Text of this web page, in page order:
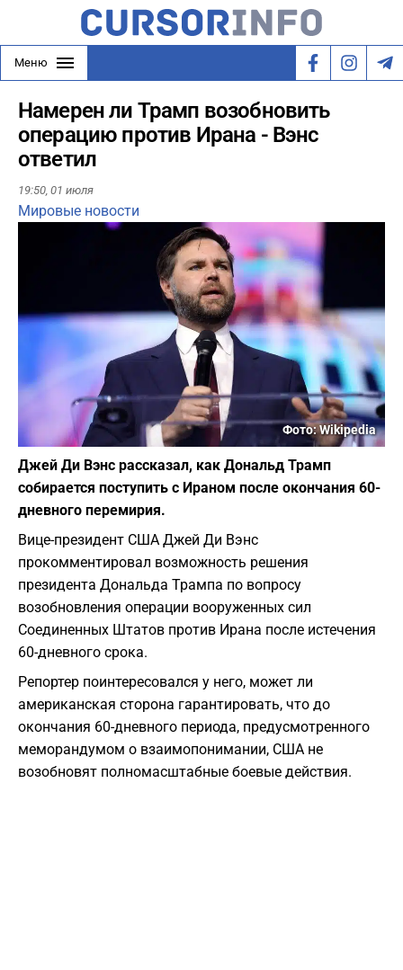
Меню
Намерен ли Трамп возобновить
операцию против Ирана - Вэнс
ответил
19:50, 01 июля
Мировые новости
Фото: Wikipedia
Джей Ди Вэнс рассказал, как Дональд Трамп
собирается поступить с Ираном после окончания 60-
дневного перемирия.
Вице-президент США Джей Ди Вэнс
прокомментировал возможность решения
президента Дональда Трампа по вопросу
возобновления операции вооруженных сил
Соединенных Штатов против Ирана после истечения
60-дневного срока.
Репортер поинтересовался у него, может ли
американская сторона гарантировать, что до
окончания 60-дневного периода, предусмотренного
меморандумом о взаимопонимании, США не
возобновят полномасштабные боевые действия.